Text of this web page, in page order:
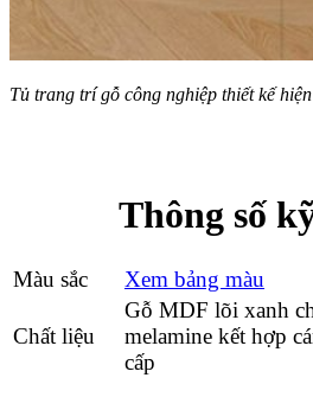
Tủ trang trí gỗ công nghiệp thiết kế
Thông số
Màu sắc Xem bảng màu
Chất liệu
Gỗ MDF lõi xanh
melamine kết hợp
cấp